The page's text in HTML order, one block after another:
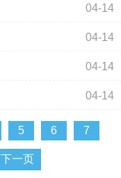
04-14
04-14
04-14
04-14
5 6 7
下一页